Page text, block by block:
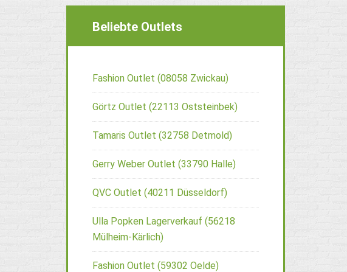
Beliebte Outlets
Fashion Outlet (08058 Zwickau)
Görtz Outlet (22113 Oststeinbek)
Tamaris Outlet (32758 Detmold)
Gerry Weber Outlet (33790 Halle)
QVC Outlet (40211 Düsseldorf)
Ulla Popken Lagerverkauf (56218
Mülheim-Kärlich)
Fashion Outlet (59302 Oelde)